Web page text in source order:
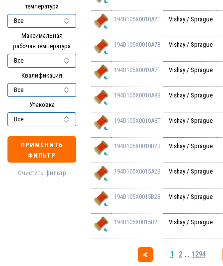
температура
Максимальная
рабочая температура
Квалификация
Упаковка
ПРИМЕНИТЬ
ФИЛЬТР
Очистить фильтр
194D105X0010A2T Vishay / Sprague
194D105X0010A7B Vishay / Sprague
194D105X0010A7T Vishay / Sprague
194D105X0010A8B Vishay / Sprague
194D105X0010A8T Vishay / Sprague
194D105X0010D2B Vishay / Sprague
194D105X0015A2B Vishay / Sprague
194D105X0015B2B Vishay / Sprague
194D105X0015B2T Vishay / Sprague
1 2 1294